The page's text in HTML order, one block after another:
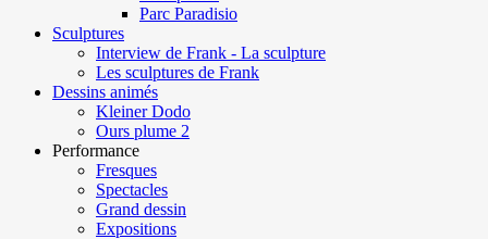
Parc Paradisio
Sculptures
Interview de Frank - La sculpture
Les sculptures de Frank
Dessins animés
Kleiner Dodo
Ours plume 2
Performance
Fresques
Spectacles
Grand dessin
Expositions